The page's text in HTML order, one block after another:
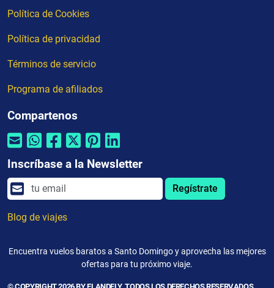
Política de Cookies
Política de privacidad
Términos de servicio
Programa de afiliados
Compartenos
Inscríbase a la Newsletter
Regístrate
Blog de viajes
Encuentra vuelos baratos a Santo Domingo y aprovecha las mejores
ofertas para tu próximo viaje.